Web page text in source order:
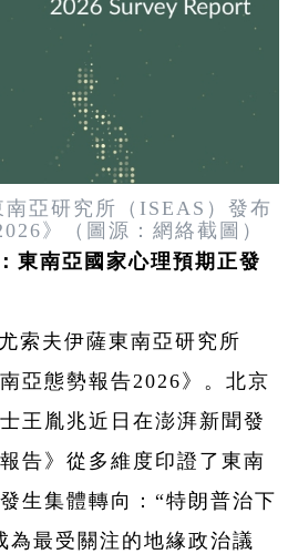
亞研究所（ISEAS）發布
》（圖源：網絡截圖）
東南亞國家心理預期正發
索夫伊薩東南亞研究所
亞態勢報告2026》。北京
王胤兆近日在澎湃新聞發
告》從多維度印證了東南
生集體轉向：“特朗普治下
為最受關注的地緣政治議